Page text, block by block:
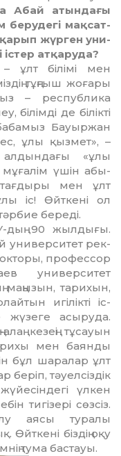
Абай атындағы
берудегі мақсат-
жүрген уни­
атқаруда?
ұлт бі­лімі мен
тұңғыш жоғары
– рес­пуб­лика
де білікті
Бауыржан
ұлы қызмет», –
«ұлы
мұғалім үшін абы­
мен ұлт
іс! Өйткені ол
береді.
дың 90 жылдығы.
университет рек­
профессор
университет
маңызын, та­ри­хын,
игілікті іс-
асыруда.
кезеңі тұсауын
мен баян­ды
бұл шаралар ұлт
тәуелсіздік
үлкен
тигізері сөзсіз.
аясы ту­­ралы
біздің оқу
тума бас­тауы.